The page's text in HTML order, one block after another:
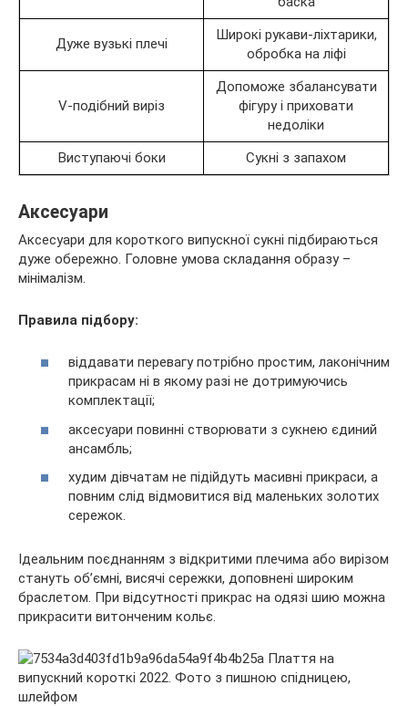
Дуже вузькі плечі
Широкі рукави-ліхтарики,
обробка на ліфі
V-подібний виріз
Допоможе збалансувати
фігуру і приховати
недоліки
Виступаючі боки
Сукні з запахом
Аксесуари
Аксесуари для короткого випускної сукні підбираються
дуже обережно. Головне умова складання образу –
мінімалізм.
Правила підбору:
віддавати перевагу потрібно простим, лаконічним
прикрасам ні в якому разі не дотримуючись
комплектації;
аксесуари повинні створювати з сукнею єдиний
ансамбль;
худим дівчатам не підійдуть масивні прикраси, а
повним слід відмовитися від маленьких золотих
сережок.
Ідеальним поєднанням з відкритими плечима або вирізом
стануть об’ємні, висячі сережки, доповнені широким
браслетом. При відсутності прикрас на одязі шию можна
прикрасити витонченим кольє.